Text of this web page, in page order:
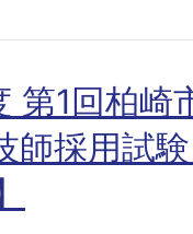
1回柏崎
師採用試